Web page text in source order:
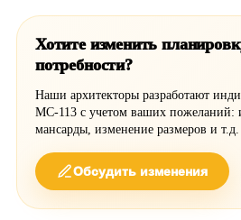
Хотите изменить
потребности?
Наши архитекторы разработают
МС-113 с учетом ваших пожеланий:
мансарды, изменение размеров и т.д.
Обсудить изменения